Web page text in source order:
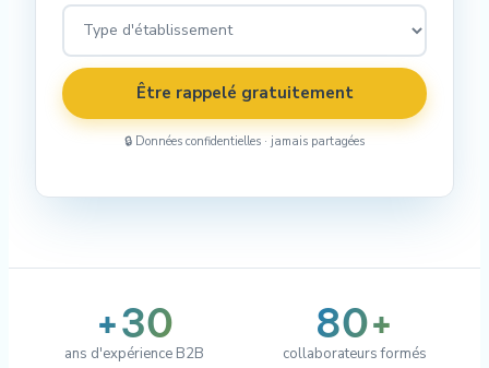
Être rappelé gratuitement
🔒 Données confidentielles · jamais partagées
+30
ans d'expérience B2B
80+
collaborateurs formés